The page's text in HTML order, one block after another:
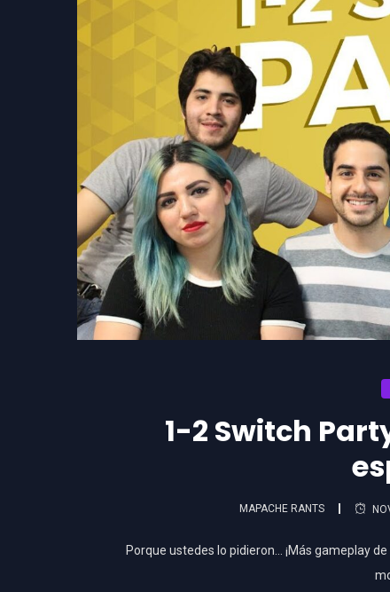
1-2 Switch
MAPACHE RANTS
Porque ustedes lo pidieron… ¡Más gameplay